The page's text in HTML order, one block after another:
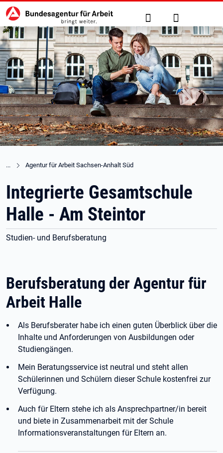
zu den Hauptinhalten springen
Hauptnavigation Suche Anmelden
Agentur für Arbeit Sachsen-Anhalt Süd
Integrierte Gesamtschule
Halle - Am Steintor
Studien- und Berufsberatung
Berufsberatung der Agentur für
Arbeit Halle
Als Berufsberater habe ich einen guten Überblick über die
Inhalte und Anforderungen von Ausbildungen oder
Studiengängen.
Mein Beratungsservice ist neutral und steht allen
Schülerinnen und Schülern dieser Schule kostenfrei zur
Verfügung.
Auch für Eltern stehe ich als Ansprechpartner/in bereit
und biete in Zusammenarbeit mit der Schule
Informationsveranstaltungen für Eltern an.